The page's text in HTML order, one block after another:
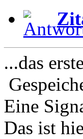
...das
Eine
Das ist